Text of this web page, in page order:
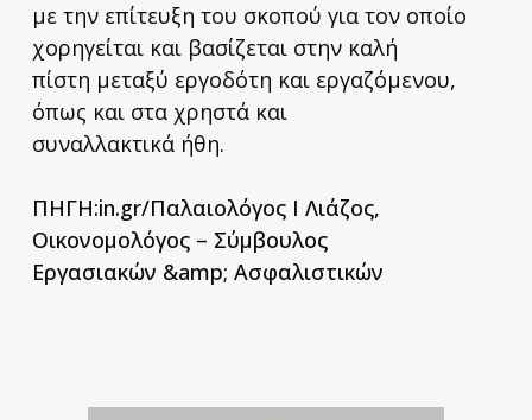
με την επίτευξη του σκοπού για τον οποίο
χορηγείται και βασίζεται στην καλή
πίστη μεταξύ εργοδότη και εργαζόμενου,
όπως και στα χρηστά και
συναλλακτικά ήθη.
ΠΗΓΗ:in.gr/Παλαιολόγος Ι Λιάζος,
Οικονομολόγος – Σύμβουλος
Εργασιακών &amp; Ασφαλιστικών